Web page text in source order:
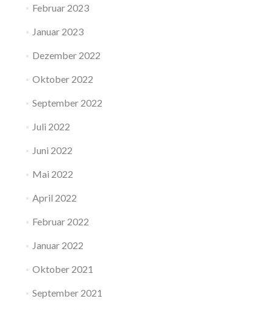
Februar 2023
Januar 2023
Dezember 2022
Oktober 2022
September 2022
Juli 2022
Juni 2022
Mai 2022
April 2022
Februar 2022
Januar 2022
Oktober 2021
September 2021